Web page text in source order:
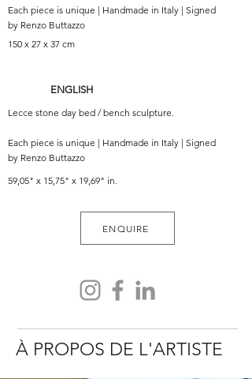
Each piece is unique | Handmade in Italy | Signed
by Renzo Buttazzo
150 x 27 x 37 cm
ENGLISH
Lecce stone day bed / bench sculpture.
Each piece is unique | Handmade in Italy | Signed
by Renzo Buttazzo
59,05" x 15,75" x 19,69" in.
ENQUIRE
À PROPOS DE L'ARTISTE